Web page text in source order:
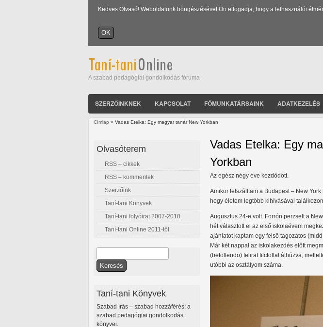
Kedves Olvasó! Weboldalunk böngészésével Ön elfogadja, hogy a felhasználói
A szabad pedagógiai gondolkodás fóruma
SZERZŐINKNEK KAPCSOLAT FŐMUNKATÁRSAINK ADATKEZELÉS
Címlap » Vadas Etelka: Egy magyar tanár New Yorkban
Vadas Etelka: Egy
Yorkban
Az egész négy éve kezdődött.
Amikor felszálltam a Budapest – New
hogy életem legtöbb kihívásával
Augusztus 24-e volt. Forrón perzselt a
hét választott el az első iskolaévem
ajánlatot kaptam egy felső tagozatos
Már két nappal az iskolakezdés előtt
(betöltendö) felirat filctollal áthúzva,
utóbbi az osztályom száma.
Olvasóterem
RSS – cikkek
RSS – kommentek
Szerzőink
Taní-tani Könyvek
Taní-tani folyóirat 2007-2010
Taní-tani Online 2011-től
Keresés űrlap
Taní-tani Könyvek
Szabad írás – szabad hozzáférés: a
szabad pedagógiai gondolkodás
könyvei.